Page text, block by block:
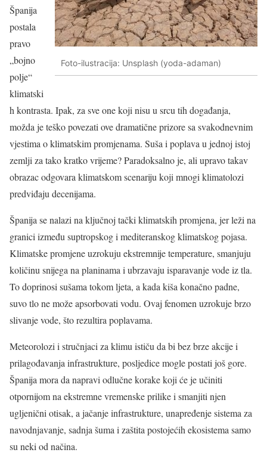
Foto-ilustracija: Unsplash (yoda-adaman)
Španija
postala
pravo
„bojno
polje“
klimatski
h kontrasta. Ipak, za sve one koji nisu u srcu tih događanja,
možda je teško povezati ove dramatične prizore sa svakodnevnim
vjestima o klimatskim promjenama. Suša i poplava u jednoj istoj
zemlji za tako kratko vrijeme? Paradoksalno je, ali upravo takav
obrazac odgovara klimatskom scenariju koji mnogi klimatolozi
predviđaju decenijama.
Španija se nalazi na ključnoj tački klimatskih promjena, jer leži na
granici između suptropskog i mediteranskog klimatskog pojasa.
Klimatske promjene uzrokuju ekstremnije temperature, smanjuju
količinu snijega na planinama i ubrzavaju isparavanje vode iz tla.
To doprinosi sušama tokom ljeta, a kada kiša konačno padne,
suvo tlo ne može apsorbovati vodu. Ovaj fenomen uzrokuje brzo
slivanje vode, što rezultira poplavama.
Meteorolozi i stručnjaci za klimu ističu da bi bez brze akcije i
prilagođavanja infrastrukture, posljedice mogle postati još gore.
Španija mora da napravi odlučne korake koji će je učiniti
otpornijom na ekstremne vremenske prilike i smanjiti njen
ugljenični otisak, a jačanje infrastrukture, unapređenje sistema za
navodnjavanje, sadnja šuma i zaštita postojećih ekosistema samo
su neki od načina.